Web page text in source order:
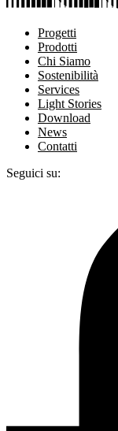
Progetti
Prodotti
Chi Siamo
Sostenibilità
Services
Light Stories
Download
News
Contatti
Seguici su: